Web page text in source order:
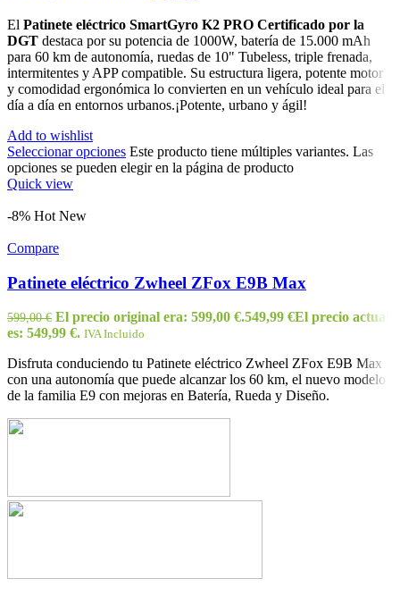
El Patinete eléctrico SmartGyro K2 PRO Certificado por la
DGT destaca por su potencia de 1000W, batería de 15.000 mAh
para 60 km de autonomía, ruedas de 10" Tubeless, triple frenada,
intermitentes y APP compatible. Su estructura ligera, potente motor
y comodidad ergonómica lo convierten en un vehículo ideal para el
día a día en entornos urbanos.¡Potente, urbano y ágil!
Add to wishlist
Seleccionar opciones Este producto tiene múltiples variantes. Las
opciones se pueden elegir en la página de producto
Quick view
-8% Hot New
Compare
Patinete eléctrico Zwheel ZFox E9B Max
599,00€ El precio original era: 599,00 €.549,99 €El precio actual
es: 549,99 €. IVA Incluido
Disfruta conduciendo tu Patinete eléctrico Zwheel ZFox E9B Max
con una autonomía que puede alcanzar los 60 km, el nuevo modelo
de la familia E9 con mejoras en Batería, Rueda y Diseño.